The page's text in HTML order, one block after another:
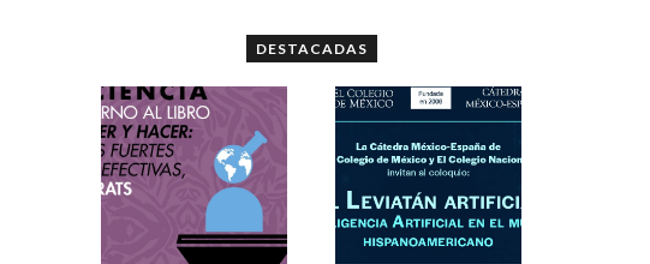
DESTACADAS